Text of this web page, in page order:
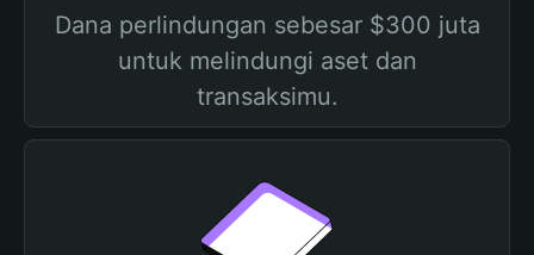
Dana perlindungan sebesar $300 juta
untuk melindungi aset dan
transaksimu.